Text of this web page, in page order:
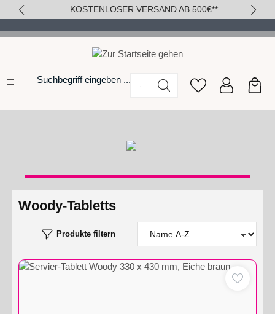
springen KOSTENLOSER VERSAND AB 500€**
Suchbegriff eingeben ...
Woody-Tabletts
Produkte filtern